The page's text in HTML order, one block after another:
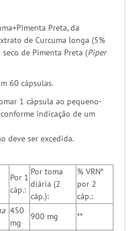
Preta, da
de Curcuma longa (5%
de Pimenta Preta (Piper
60 cápsulas.
1 cápsula ao pequeno-
indicação de um
deve ser excedida.
Por 1
cáp.:
Por toma
diária (2
cáp.):
% VRN*
por 2
cáp.:
450
mg
900 mg
**